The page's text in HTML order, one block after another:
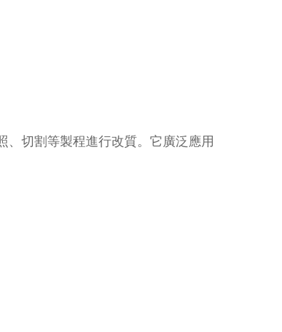
切割等製程進行改質。它廣泛應用